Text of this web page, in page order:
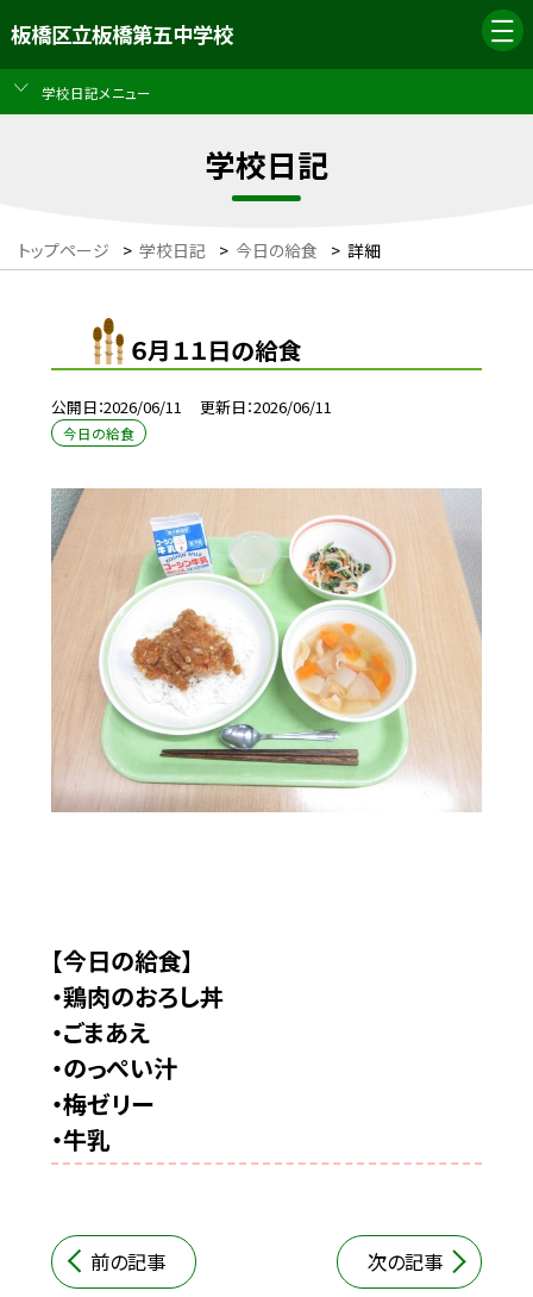
板橋区立板橋第五中学校
学校日記メニュー
学校日記
トップページ > 学校日記 > 今日の給食 > 詳細
６月１１日の給食
公開日 2026/06/11 更新日 2026/06/11
今日の給食
【今日の給食】
・鶏肉のおろし丼
・ごまあえ
・のっぺい汁
・梅ゼリー
・牛乳
前の記事 次の記事